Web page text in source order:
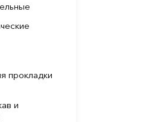
прокладки
и